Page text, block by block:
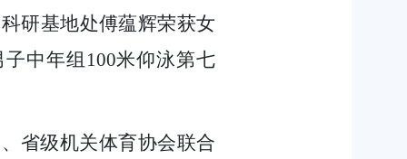
研基地处傅蕴辉荣获女
中年组 100米仰泳第七
省级机关体育协会联合